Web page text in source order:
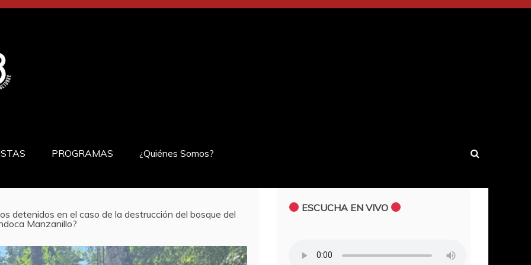
PROGRAMAS ¿Quiénes Somos?
detenidos en el caso de la destrucción del bosque del
Manzanillo?
ESCUCHA EN VIVO